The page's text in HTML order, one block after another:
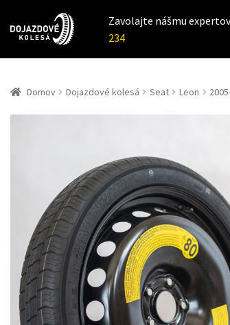
Zavolajte nášmu
234
Domov Dojazdové kolesá Seat Leon